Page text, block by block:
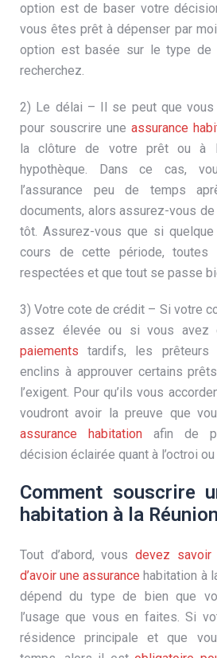
option est de baser votre
vous êtes prêt à dépenser par
option est basée sur le type de
recherchez.
2) Le délai – Il se peut que vous
pour souscrire une assurance
la clôture de votre prêt ou à
hypothèque. Dans ce cas,
l’assurance peu de temps
documents, alors assurez-vous
tôt. Assurez-vous que si
cours de cette période, toutes
respectées et que tout se passe
3) Votre cote de crédit – Si votre
assez élevée ou si vous avez
paiements tardifs, les prêteurs
enclins à approuver certains
l’exigent. Pour qu’ils vous
voudront avoir la preuve que
assurance habitation afin de
décision éclairée quant à l’octroi ou
Comment souscrire
habitation à la
Tout d’abord, vous devez
d’avoir une assurance habitation à
dépend du type de bien que
l’usage que vous en faites. Si
résidence principale et que